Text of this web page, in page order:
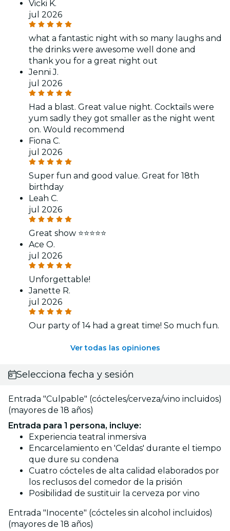
Vicki K.
jul 2026
what a fantastic night with so many laughs and
the drinks were awesome well done and
thank you for a great night out
Jenni J.
jul 2026
Had a blast. Great value night. Cocktails were
yum sadly they got smaller as the night went
on. Would recommend
Fiona C.
jul 2026
Super fun and good value. Great for 18th
birthday
Leah C.
jul 2026
Great show ⭐️⭐️⭐️⭐️⭐️
Ace O.
jul 2026
Unforgettable!
Janette R.
jul 2026
Our party of 14 had a great time! So much fun.
Ver todas las opiniones
Selecciona fecha y sesión
Entrada "Culpable" (cócteles/cerveza/vino incluidos)
(mayores de 18 años)
Entrada para 1 persona, incluye:
Experiencia teatral inmersiva
Encarcelamiento en 'Celdas' durante el tiempo
que dure su condena
Cuatro cócteles de alta calidad elaborados por
los reclusos del comedor de la prisión
Posibilidad de sustituir la cerveza por vino
Entrada "Inocente" (cócteles sin alcohol incluidos)
(mayores de 18 años)